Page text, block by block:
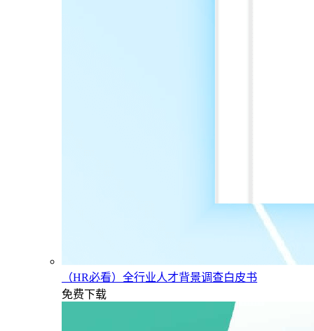
（HR必看）全行业人才背景调查白皮书
免费下载